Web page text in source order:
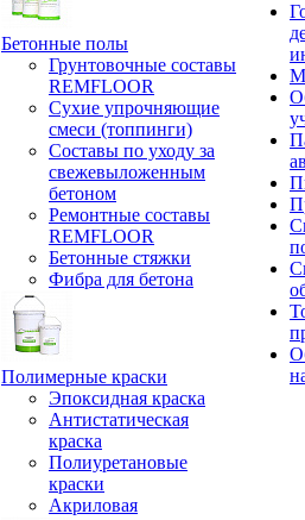
Бетонные полы
Грунтовочные составы
REMFLOOR
Сухие упрочняющие
смеси (топпинги)
Составы по уходу за
свежевыложенным
бетоном
Ремонтные составы
REMFLOOR
Бетонные стяжки
Фибра для бетона
Полимерные краски
Эпоксидная краска
Антистатическая
краска
Полиуретановые
краски
Акриловая